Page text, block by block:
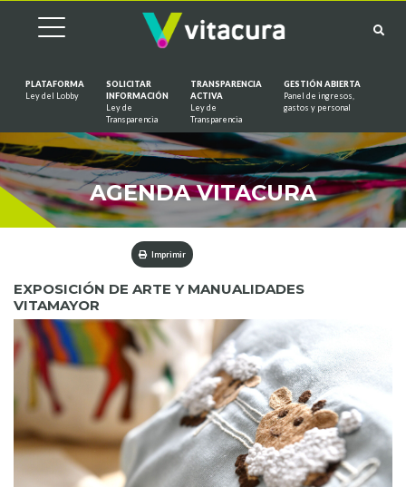
PLATAFORMA
Ley del Lobby
SOLICITAR
INFORMACIÓN
Ley de
Transparencia
TRANSPARENCIA
ACTIVA
Ley de
Transparencia
GESTIÓN ABIERTA
Panel de ingresos,
gastos y personal
AGENDA VITACURA
Imprimir
EXPOSICIÓN DE ARTE Y MANUALIDADES
VITAMAYOR